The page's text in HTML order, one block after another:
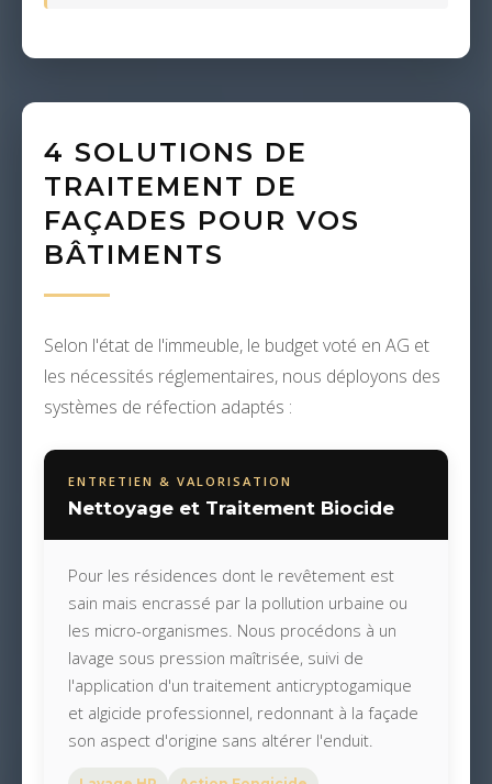
4 SOLUTIONS DE
TRAITEMENT DE
FAÇADES POUR VOS
BÂTIMENTS
Selon l'état de l'immeuble, le budget voté en AG et
les nécessités réglementaires, nous déployons des
systèmes de réfection adaptés :
ENTRETIEN & VALORISATION
Nettoyage et Traitement Biocide
Pour les résidences dont le revêtement est
sain mais encrassé par la pollution urbaine ou
les micro-organismes. Nous procédons à un
lavage sous pression maîtrisée, suivi de
l'application d'un traitement anticryptogamique
et algicide professionnel, redonnant à la façade
son aspect d'origine sans altérer l'enduit.